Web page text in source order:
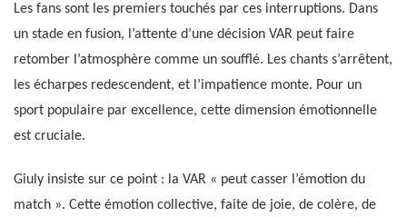
Les fans sont les premiers touchés par ces interruptions. Dans
un stade en fusion, l’attente d’une décision VAR peut faire
retomber l’atmosphère comme un soufflé. Les chants s’arrêtent,
les écharpes redescendent, et l’impatience monte. Pour un
sport populaire par excellence, cette dimension émotionnelle
est cruciale.
Giuly insiste sur ce point : la VAR « peut casser l’émotion du
match ». Cette émotion collective, faite de joie, de colère, de